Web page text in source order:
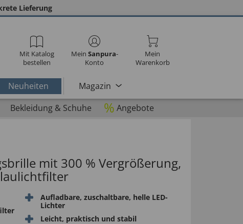
Lieferung
Mit Katalog
bestellen
Mein Sanpura-
Konto
Mein
Warenkorb
Neuheiten
Magazin
Bekleidung & Schuhe % Angebote
mit 300 % Vergrößerung,
Aufladbare, zuschaltbare, helle LED-
Lichter
Leicht, praktisch und stabil